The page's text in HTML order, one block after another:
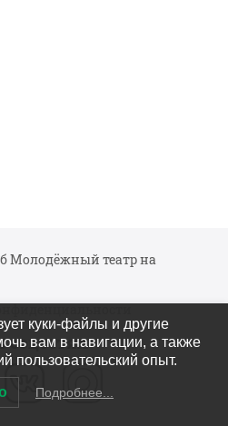
Молодёжный театр на
куки-файлы и другие
вам в навигации, а также
пользовательский опыт.
Подробнее...